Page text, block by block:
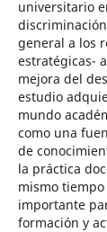
universitario
general a los
estratégicas-
mejora del
estudio
mundo
como una
de
la práctica
mismo
importante
formación y